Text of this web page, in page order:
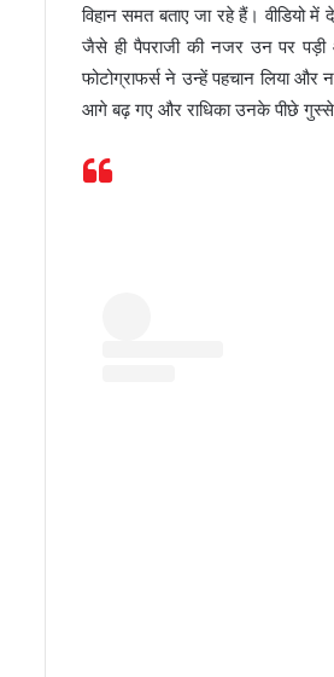
विहान समत बताए जा रहे हैं।
जैसे ही पैपराजी की नजर उन पर पड़ी
फोटोग्राफर्स ने उन्हें पहचान लिया
आगे बढ़ गए और राधिका उनके पीछे